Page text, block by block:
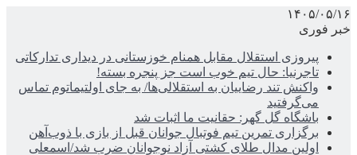
۱۴۰۵/۰۵/۱۶
خبر فوری
پیروزی استقلال مقابل همنام خوزستانی در دیداری تدارکاتی
تاجرنیا: حال تیم خوب است جز پنجره بسته!
واکنش تند رضاییان به استقلالی‌ها/ به جای اولتیماتوم تماس
می‌گرفتید
باشگاه گل گهر: حقانیت ما اثبات شد
برگزاری تمرین تیم فوتبال جوانان قبل از بازی با ذوب‌آهن
اولین مدال طلای کشتی آزاد نوجوانان ضرب شد/اسمعلی